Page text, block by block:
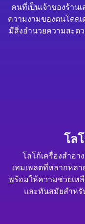
คนที่เป็นเจ้าของร้าน
ความงามของตนโดดเ
มีสิ่งอำนวยความสะด
โล
โลโก้เครื่องสำอา
เทมเพลตที่หลากหลา
พร้อมให้ความช่วยเห
และทันสมัยสำหรั